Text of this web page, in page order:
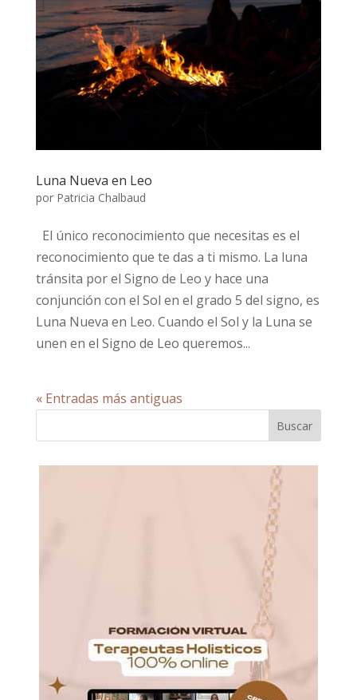
Luna Nueva en Leo
por Patricia Chalbaud
El único reconocimiento que necesitas es el
reconocimiento que te das a ti mismo. La luna
tránsita por el Signo de Leo y hace una
conjunción con el Sol en el grado 5 del signo, es
Luna Nueva en Leo. Cuando el Sol y la Luna se
unen en el Signo de Leo queremos...
« Entradas más antiguas